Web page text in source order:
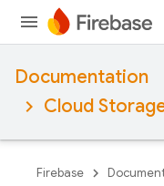
Documentation
Cloud
Firebase